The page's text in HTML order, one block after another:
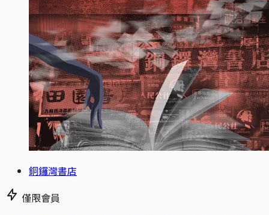
銅鑼灣書店
僅限會員